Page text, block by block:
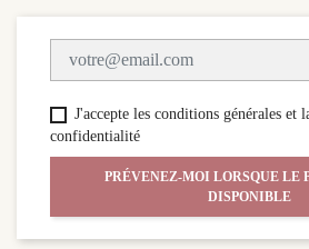
J'accepte les conditions générales et
confidentialité
PRÉVENEZ-MOI LORSQUE LE
DISPONIBLE